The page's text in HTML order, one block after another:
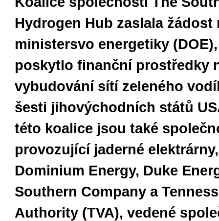
Hydrogen Hub zaslala žádost
ministersvo energetiky
poskytlo finanční prostředky
vybudování sítí zeleného
šesti jihovýchodních států
této koalice jsou také
provozující jaderné
Dominium Energy, Duke
Southern Company a
Authority (TVA), vedené